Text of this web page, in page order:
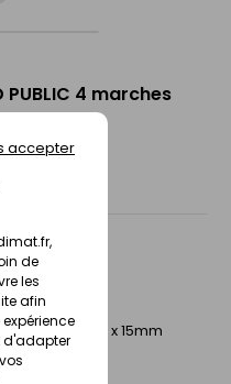
de
les
afin
d'adapter
accepter
PUBLIC 4 marches
tubulaire 20 x 15mm